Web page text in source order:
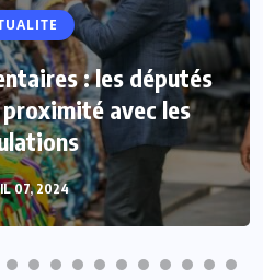
: les députés
avec les
07, 2024